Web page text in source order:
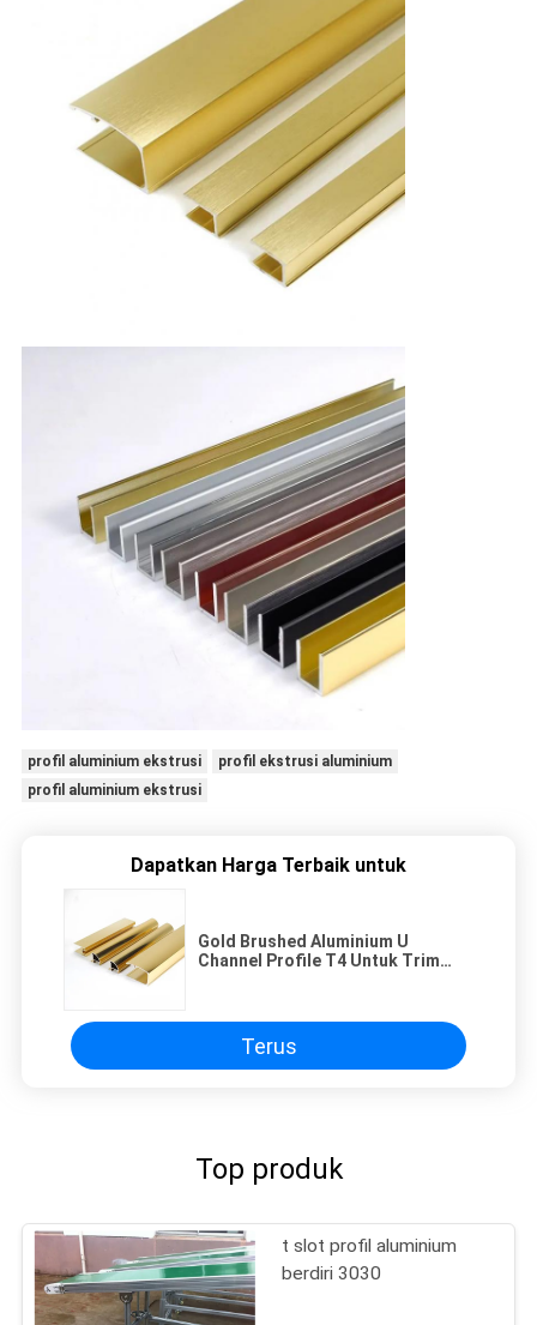
profil aluminium ekstrusi
profil ekstrusi aluminium
profil aluminium ekstrusi
Dapatkan Harga Terbaik untuk
Gold Brushed Aluminium U
Channel Profile T4 Untuk Trim
Terus
Top produk
t slot profil aluminium
berdiri 3030